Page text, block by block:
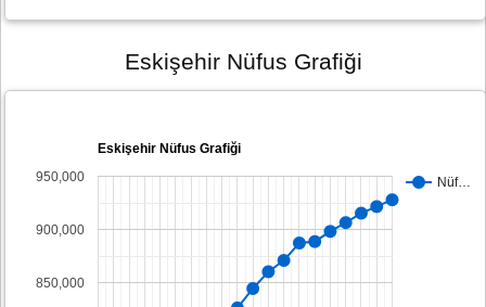
Eskişehir Nüfus Grafiği
Eskişehir Nüfus Grafiği
Nüf…
850,000
900,000
950,000